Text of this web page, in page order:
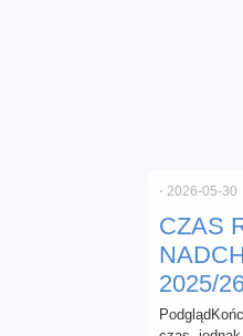
CZAS
2025/
⋅ 2026-05-30